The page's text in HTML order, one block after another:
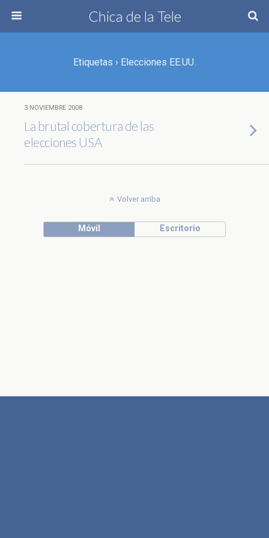
Chica de la Tele
Etiquetas › Elecciones EE.UU.
3 NOVIEMBRE 2008
La brutal cobertura de las
elecciones USA
Volver arriba
Móvil Escritorio